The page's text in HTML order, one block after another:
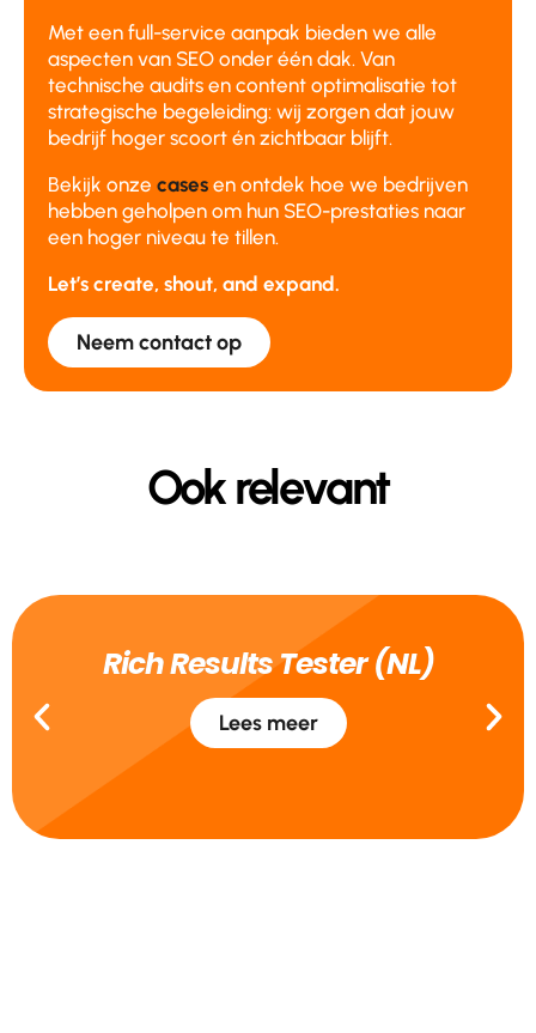
Met een full-service aanpak bieden we alle
aspecten van SEO onder één dak. Van
technische audits en content optimalisatie tot
strategische begeleiding: wij zorgen dat jouw
bedrijf hoger scoort én zichtbaar blijft.
Bekijk onze cases en ontdek hoe we bedrijven
hebben geholpen om hun SEO-prestaties naar
een hoger niveau te tillen.
Let’s create, shout, and expand.
Neem contact op
Ook relevant
Rich Results Tester (NL)
Lees meer